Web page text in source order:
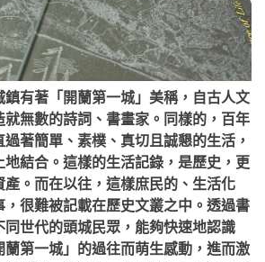
鎮有著「開蘭第一城」美稱，自古人文
就無數的詩詞、書畫家。同樣的，百年
著簡單、素樸、真切且誠懇的生活，
地結合。這樣的生活記錄，是歷史，更
產。而在以往，這樣庶民的、生活化
，很難被記載在歷史文叢之中。透過書
同世代的頭城民眾，能夠快速地認識
蘭第一城」的過往而萌生感動，進而激